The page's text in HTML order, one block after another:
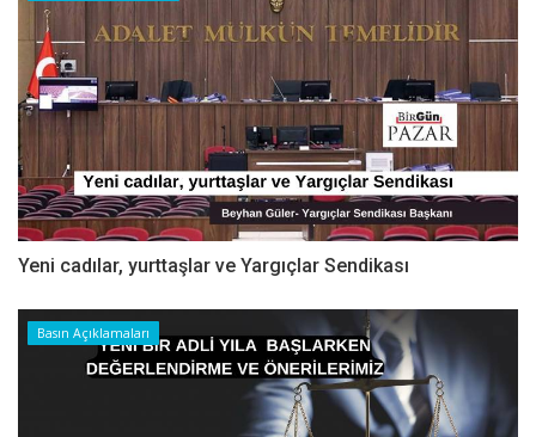
Yeni cadılar, yurttaşlar ve Yargıçlar Sendikası
Basın Açıklamaları